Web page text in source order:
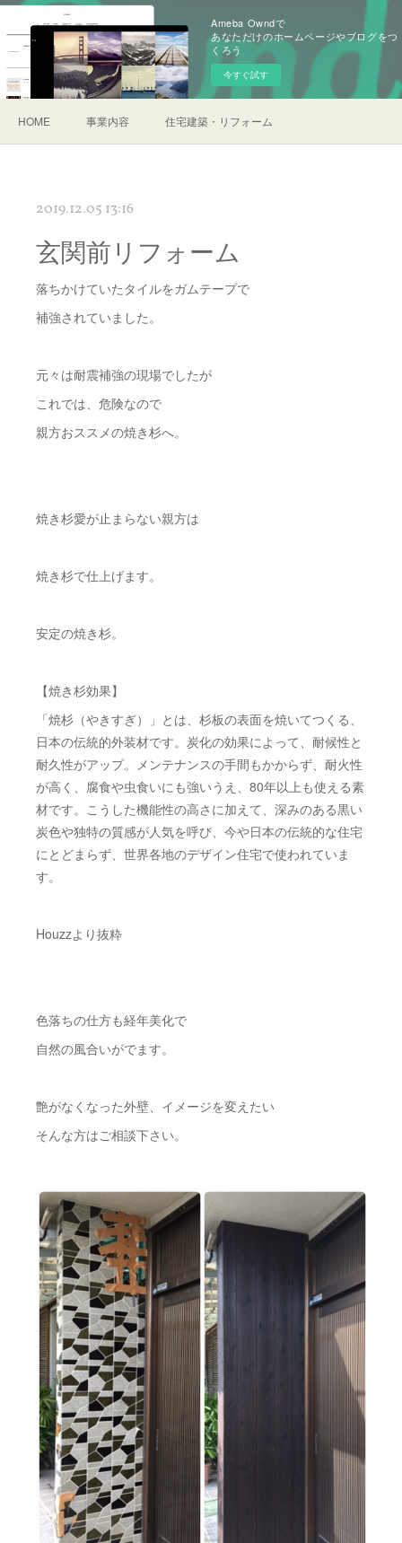
Ameba Owndで
あなただけのホームページやブログをつ
くろう
今すぐ試す
HOME 事業内容 住宅建築・リフォーム
2019.12.05 13:16
玄関前リフォーム
落ちかけていたタイルをガムテープで
補強されていました。
元々は耐震補強の現場でしたが
これでは、危険なので
親方おススメの焼き杉へ。
焼き杉愛が止まらない親方は
焼き杉で仕上げます。
安定の焼き杉。
【焼き杉効果】
「焼杉（やきすぎ）」とは、杉板の表面を焼いてつくる、
日本の伝統的外装材です。炭化の効果によって、耐候性と
耐久性がアップ。メンテナンスの手間もかからず、耐火性
が高く、腐食や虫食いにも強いうえ、80年以上も使える素
材です。こうした機能性の高さに加えて、深みのある黒い
炭色や独特の質感が人気を呼び、今や日本の伝統的な住宅
にとどまらず、世界各地のデザイン住宅で使われていま
す。
Houzzより抜粋
色落ちの仕方も経年美化で
自然の風合いがでます。
艶がなくなった外壁、イメージを変えたい
そんな方はご相談下さい。